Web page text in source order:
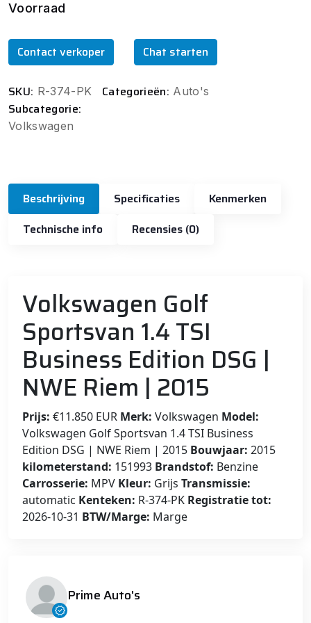
Voorraad
Contact verkoper Chat starten
SKU: R-374-PK Categorieën: Auto's
Subcategorie:
Volkswagen
Beschrijving Specificaties
Kenmerken
Technische info
Recensies (0)
Volkswagen Golf
Sportsvan 1.4 TSI
Business Edition DSG |
NWE Riem | 2015
Prijs: €11.850 EUR Merk: Volkswagen Model:
Volkswagen Golf Sportsvan 1.4 TSI Business
Edition DSG | NWE Riem | 2015 Bouwjaar: 2015
kilometerstand: 151993 Brandstof: Benzine
Carrosserie: MPV Kleur: Grijs Transmissie:
automatic Kenteken: R-374-PK Registratie tot:
2026-10-31 BTW/Marge: Marge
Prime Auto's